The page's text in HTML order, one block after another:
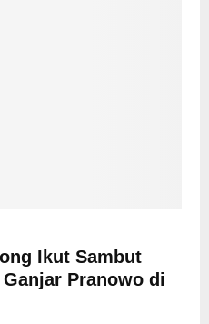
Ikut Sambut
Pranowo di